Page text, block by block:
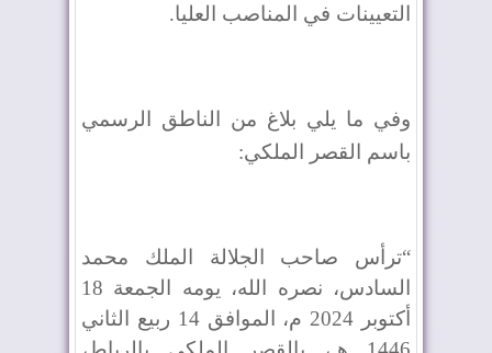
التعيينات في المناصب العليا.
وفي ما يلي بلاغ من الناطق الرسمي
باسم القصر الملكي:
“ترأس صاحب الجلالة الملك محمد
السادس، نصره الله، يومه الجمعة 18
أكتوبر 2024 م، الموافق 14 ربيع الثاني